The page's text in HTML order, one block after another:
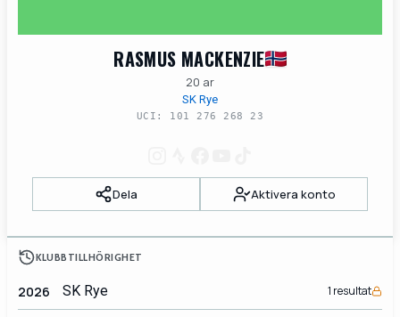
RASMUS MACKENZIE
20 ar
SK Rye
UCI: 101 276 268 23
Dela Aktivera konto
KLUBBTILLHÖRIGHET
2026 SK Rye 1 resultat